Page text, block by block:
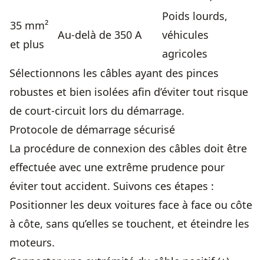
35 mm²
et plus
Au-delà de 350 A
Poids lourds,
véhicules
agricoles
Sélectionnons les câbles ayant des pinces
robustes et bien isolées afin d’éviter tout risque
de court-circuit lors du démarrage.
Protocole de démarrage sécurisé
La procédure de connexion des câbles doit être
effectuée avec une extrême prudence pour
éviter tout accident. Suivons ces étapes :
Positionner les deux voitures face à face ou côte
à côte, sans qu’elles se touchent, et éteindre les
moteurs.